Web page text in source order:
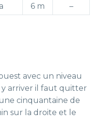
6 m –
avec un niveau
arriver il faut quitter
cinquantaine de
sur la droite et le